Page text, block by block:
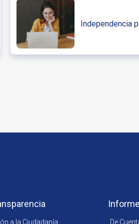
Independencia
a la Ciudadanía De